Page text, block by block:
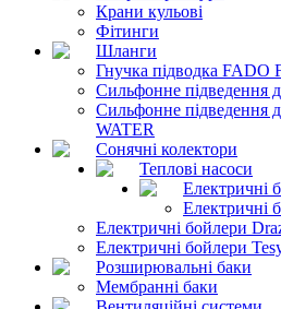
Крани кульові
Фітинги
Шланги
Гнучка підводка FADO
Сильфонне підведення
Сильфонне підведення
WATER
Сонячні колектори
Теплові насоси
Електричні
Електричні
Електричні бойлери
Електричні бойлери
Розширювальні баки
Мембранні баки